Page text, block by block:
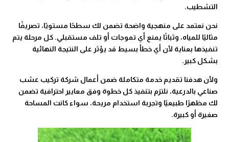
التشطيب.
نحن نعتمد على منهجية واضحة تضمن لك سطحًا مستويًا، تصريفًا
مثاليًا للمياه، وثباتًا يمنع أي تموجات أو تلف مستقبلي. كل مرحلة يتم
تنفيذها بعناية لأن أي خطأ بسيط قد يؤثر على النتيجة النهائية
بشكل كبير.
ولأن هدفنا تقديم خدمة متكاملة ضمن أعمال شركة تركيب عشب
صناعي بالدرعية، نلتزم بتنفيذ كل خطوة وفق معايير احترافية تضمن
لك مظهرًا طبيعيًا وتجربة استخدام مريحة، سواء كانت المساحة
صغيرة أو كبيرة.